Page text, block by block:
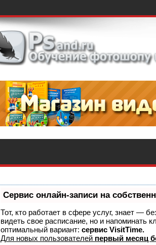
Сервис онлайн-записи на
Тот, кто работает в сфере услуг, знает —
видеть свое расписание, но и
оптимальный вариант: сервис VisitTime.
Для новых пользователей первый месяц